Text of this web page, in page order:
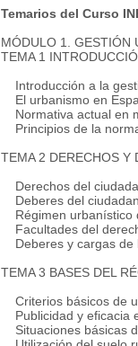
Temarios del Curso
MÓDULO 1. GESTIÓN
TEMA 1
Introducción a la
El urbanismo en
Normativa actual en
Principios de la
TEMA 2 DERECHOS Y
Derechos del
Deberes del
Régimen urbanístico
Facultades del
Deberes y cargas de
TEMA 3 BASES DEL
Criterios básicos de
Publicidad y eficacia
Situaciones básicas